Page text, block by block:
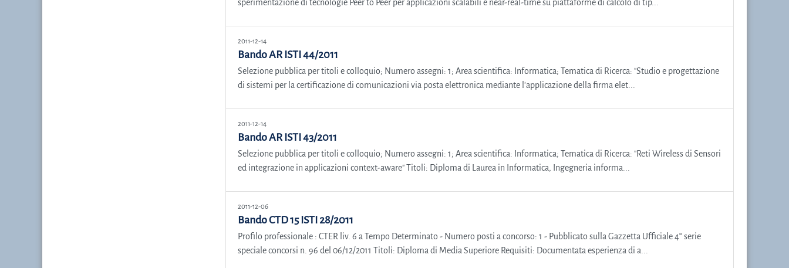
sperimentazione di tecnologie Peer to Peer per applicazioni scalabili e near-real-time su piattaforme di calcolo di tip...
2011-12-14
Bando AR ISTI 44/2011
Selezione pubblica per titoli e colloquio; Numero assegni: 1; Area scientifica: Informatica; Tematica di Ricerca: "Studio e progettazione
di sistemi per la certificazione di comunicazioni via posta elettronica mediante l'applicazione della firma elet...
2011-12-14
Bando AR ISTI 43/2011
Selezione pubblica per titoli e colloquio; Numero assegni: 1; Area scientifica: Informatica; Tematica di Ricerca: "Reti Wireless di Sensori
ed integrazione in applicazioni context-aware" Titoli: Diploma di Laurea in Informatica, Ingegneria informa...
2011-12-06
Bando CTD 15 ISTI 28/2011
Profilo professionale : CTER liv. 6 a Tempo Determinato - Numero posti a concorso: 1 - Pubblicato sulla Gazzetta Ufficiale 4° serie
speciale concorsi n. 96 del 06/12/2011 Titoli: Diploma di Media Superiore Requisiti: Documentata esperienza di a...